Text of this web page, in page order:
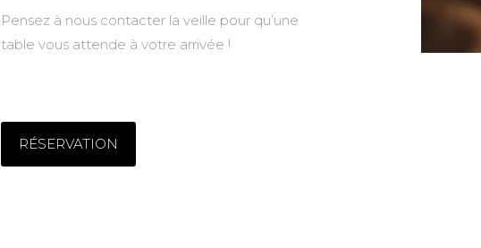
Pensez à nous contacter la veille pour qu’une
table vous attende à votre arrivée !
RÉSERVATION